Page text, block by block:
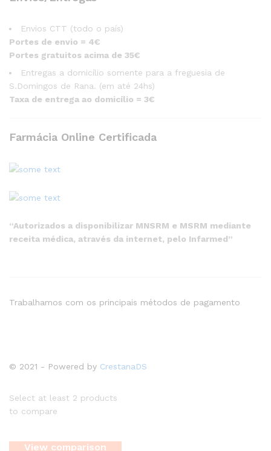
Envios CTT (todo o país)
Portes de envio = 4€
Portes gratuitos acima de 35€
Entregas a domicílio somente para a freguesia de
S.Domingos de Rana. (em até 24hs)
Taxa de entrega ao domicílio = 3€
Farmácia Online Certificada
“Autorizados a disponibilizar MNSRM e MSRM mediante
receita médica, através da internet, pelo Infarmed”
© 2021 - Powered by CrestanaDS
Trabalhamos com os principais métodos de pagamento
Select at least 2 products
to compare
View comparison